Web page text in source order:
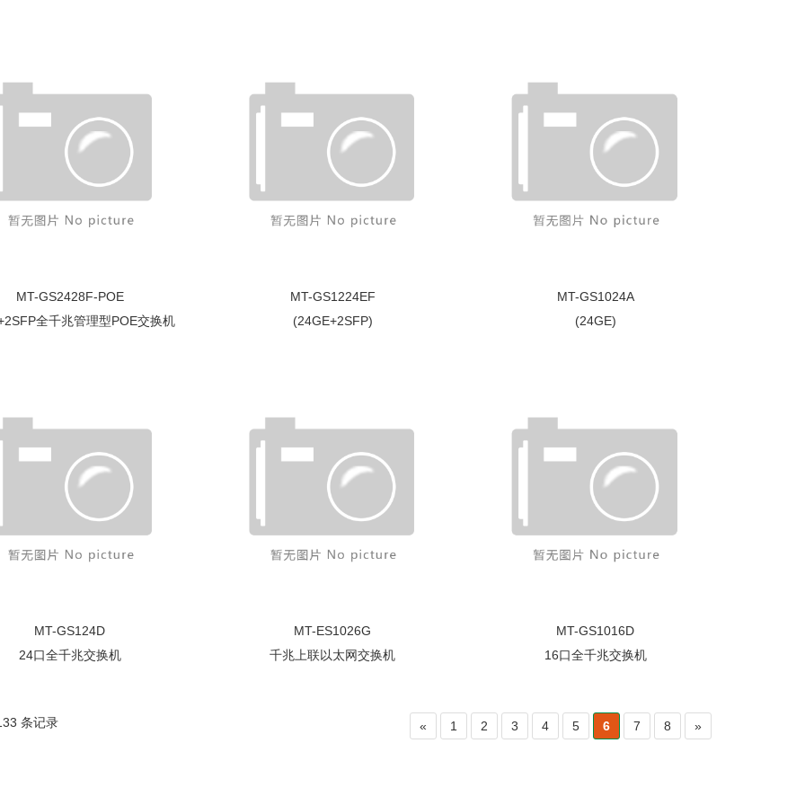
MT-GS2428F-POE
全千兆管理型POE交换机
MT-GS1224EF
(24GE+2SFP)
MT-GS1024A
(24GE)
MT-GS124D
24口全千兆交换机
MT-ES1026G
千兆上联以太网交换机
MT-GS1016D
16口全千兆交换机
条记录 « 1 2 3 4 5 6 7 8 »